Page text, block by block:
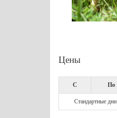
Цены
С По
Стандартные дни